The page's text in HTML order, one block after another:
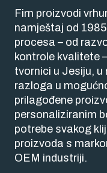
Fim proizvodi
namještaj od
procesa – od
kontrole kvalitete
tvornici u Jesiju,
razloga u
prilagođene
personaliziranim
potrebe svakog
proizvoda s
OEM industriji.